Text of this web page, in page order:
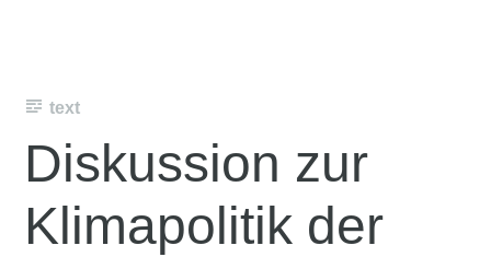
text
Diskussion zur
Klimapolitik der